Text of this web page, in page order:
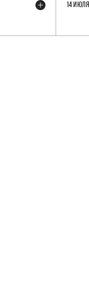
14 ИЮЛЯ